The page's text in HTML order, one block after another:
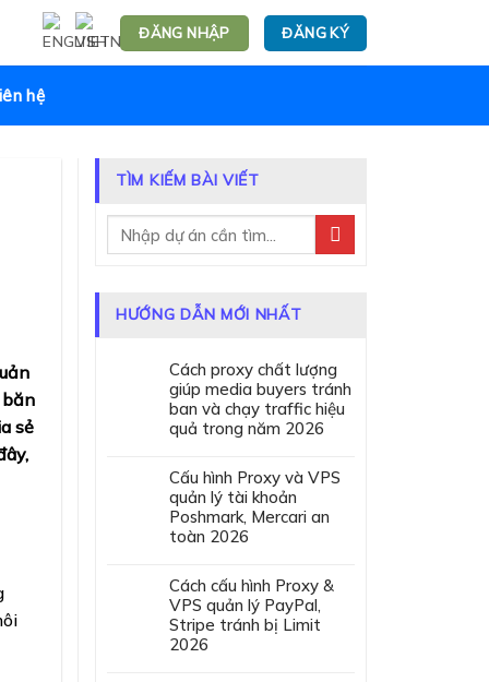
ĐĂNG NHẬP ĐĂNG KÝ
hệ
băn
sẻ
TÌM KIẾM BÀI VIẾT
HƯỚNG DẪN MỚI NHẤT
Cách proxy chất lượng
giúp media buyers tránh
ban và chạy traffic hiệu
quả trong năm 2026
Cấu hình Proxy và VPS
quản lý tài khoản
Poshmark, Mercari an
toàn 2026
Cách cấu hình Proxy &
VPS quản lý PayPal,
Stripe tránh bị Limit
2026